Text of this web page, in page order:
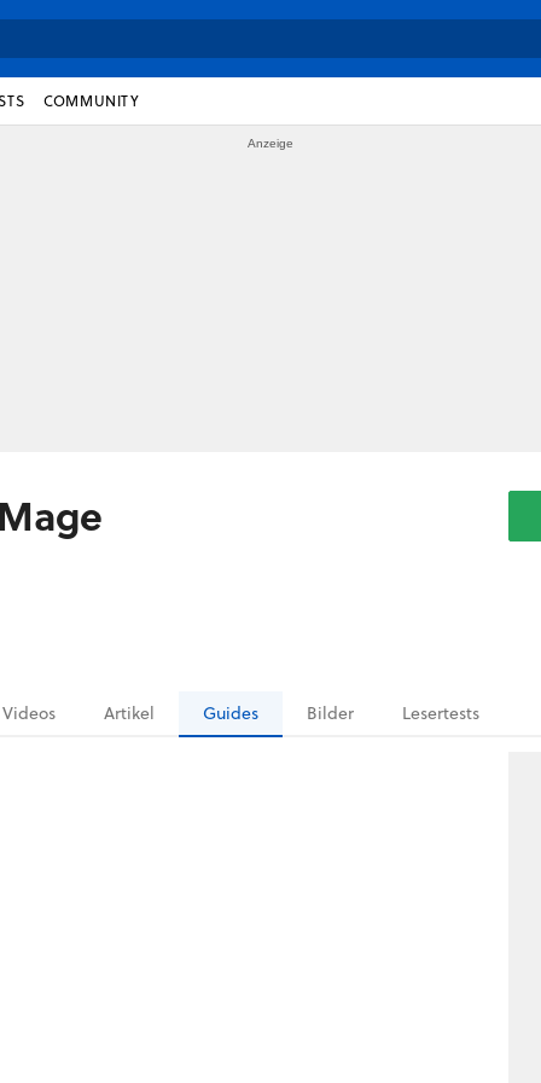
COMMUNITY
Videos Artikel Guides Bilder Lesertests